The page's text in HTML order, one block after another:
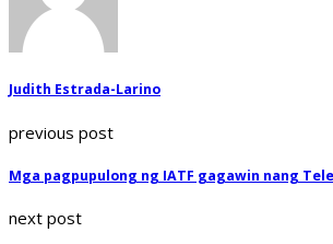
Judith Estrada-Larino
previous post
Mga pagpupulong ng IATF gagawin nang
next post